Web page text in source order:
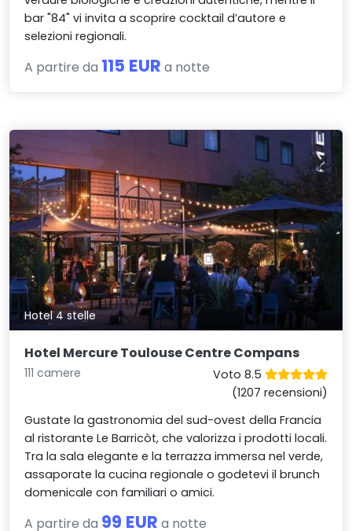
bar "84" vi invita a scoprire cocktail d’autore e
selezioni regionali.
A partire da 115 EUR a notte
Hotel 4 stelle
Hotel Mercure Toulouse Centre Compans
111 camere
Voto 8.5
(1207 recensioni)
Gustate la gastronomia del sud-ovest della Francia
al ristorante Le Barricòt, che valorizza i prodotti locali.
Tra la sala elegante e la terrazza immersa nel verde,
assaporate la cucina regionale o godetevi il brunch
domenicale con familiari o amici.
A partire da 99 EUR a notte